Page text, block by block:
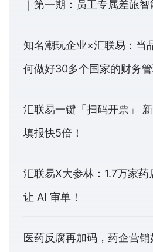
｜第一期：员工专属差旅
知名潮玩企业×汇联易：当
何做好30多个国家的财务管
汇联易一键「扫码开票」
填报快5倍！
汇联易X大参林：1.7万家
让 AI 审单！
医药反腐再加码，药企营